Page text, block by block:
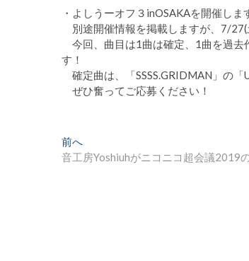
・よしうーオフ３inOSAKAを開催しま
別途開催情報を掲載しますが、7/27(
今回、曲目は1曲は確定、1曲を過去
す！
確定曲は、「SSSS.GRIDMAN」の「
ぜひ奮ってご応募ください！
投
稿
前へ
去
音工房Yoshiuhがニコニコ超会議2019